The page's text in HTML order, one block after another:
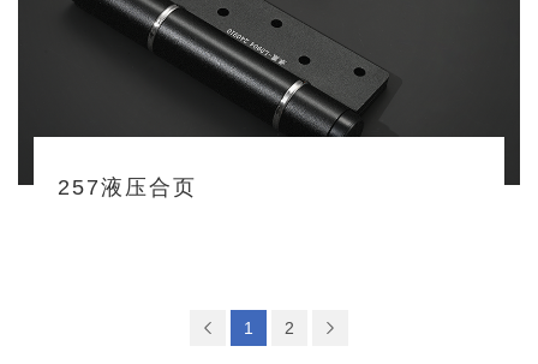
257液压合页
1 2